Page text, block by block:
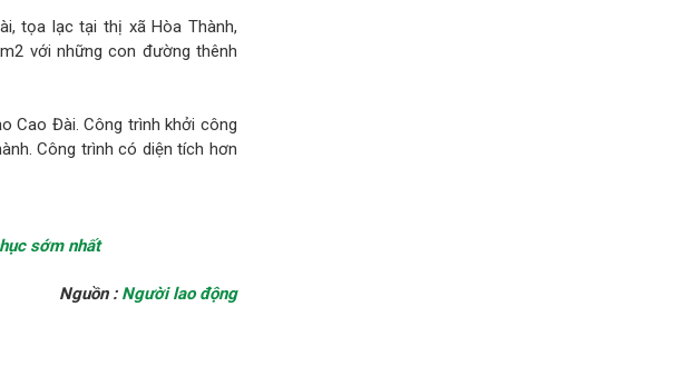
tọa lạc tại thị xã Hòa Thành,
với những con đường thênh
Cao Đài. Công trình khởi công
Công trình có diện tích hơn
sớm nhất
Nguồn : Người lao động